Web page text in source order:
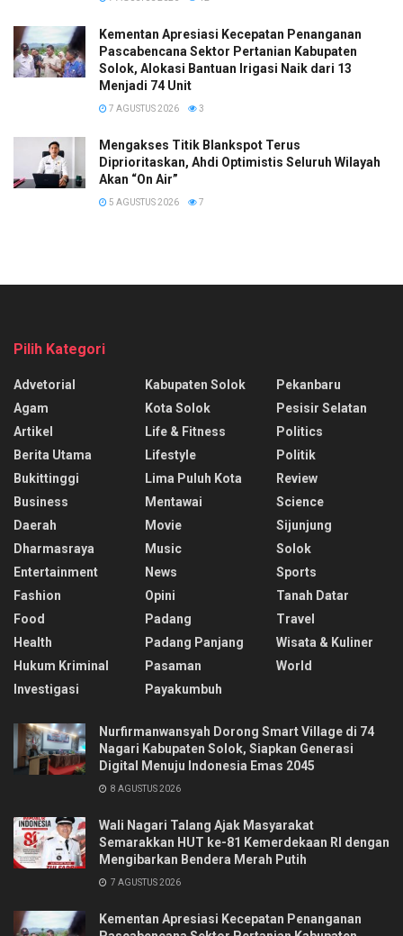
Kementan Apresiasi Kecepatan Penanganan
Pascabencana Sektor Pertanian Kabupaten
Solok, Alokasi Bantuan Irigasi Naik dari 13
Menjadi 74 Unit
7 AGUSTUS 2026 3
Mengakses Titik Blankspot Terus
Diprioritaskan, Ahdi Optimistis Seluruh Wilayah
Akan “On Air”
5 AGUSTUS 2026 7
Pilih Kategori
Advetorial
Agam
Artikel
Berita Utama
Bukittinggi
Business
Daerah
Dharmasraya
Entertainment
Fashion
Food
Health
Hukum Kriminal
Investigasi
Kabupaten Solok
Kota Solok
Life & Fitness
Lifestyle
Lima Puluh Kota
Mentawai
Movie
Music
News
Opini
Padang
Padang Panjang
Pasaman
Payakumbuh
Pekanbaru
Pesisir Selatan
Politics
Politik
Review
Science
Sijunjung
Solok
Sports
Tanah Datar
Travel
Wisata & Kuliner
World
Nurfirmanwansyah Dorong Smart Village di 74
Nagari Kabupaten Solok, Siapkan Generasi
Digital Menuju Indonesia Emas 2045
8 AGUSTUS 2026
Wali Nagari Talang Ajak Masyarakat
Semarakkan HUT ke-81 Kemerdekaan RI dengan
Mengibarkan Bendera Merah Putih
7 AGUSTUS 2026
Kementan Apresiasi Kecepatan Penanganan